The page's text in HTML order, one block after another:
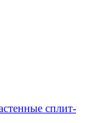
сплит-